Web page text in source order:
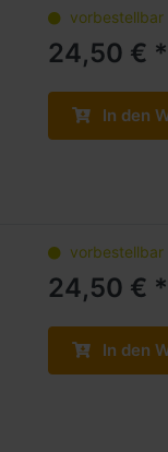
vorbestellbar
24,50 € *
In den
vorbestellbar
24,50 € *
In den